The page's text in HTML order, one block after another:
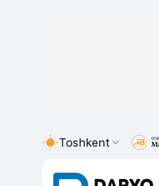
Toshkent